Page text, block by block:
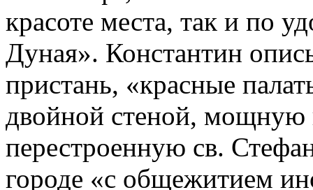
красоте места, так и по
Дуная». Константин
пристань, «красные
двойной стеной, мощную
перестроенную св.
городе «с общежитием